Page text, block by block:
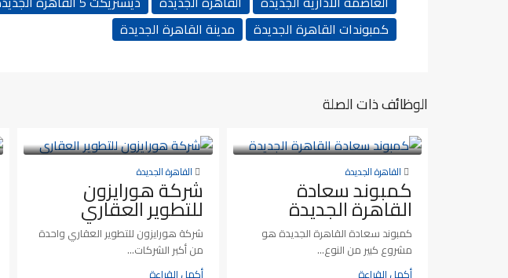
كمبوندات القاهرة الجديدة
مدينة القاهرة الجديدة
الوظائف ذات الصلة
القاهرة الجديدة
كمبوند سعادة
القاهرة الجديدة
كمبوند سعادة القاهرة الجديدة هو
مشروع كبير من النوع...
أكمل القراءة
القاهرة الجديدة
شركة هورايزون
للتطوير العقاري
شركة هورايزون للتطوير العقاري واحدة
من أكبر الشركات...
أكمل القراءة